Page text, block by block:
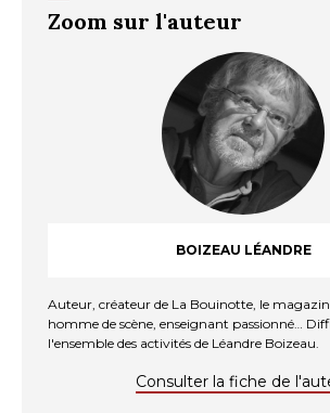
Zoom sur l'auteur
BOIZEAU LÉANDRE
Auteur, créateur de La Bouinotte, le
homme de scène, enseignant passionné…
l'ensemble des activités de Léandre Boizeau.
Consulter la fiche de